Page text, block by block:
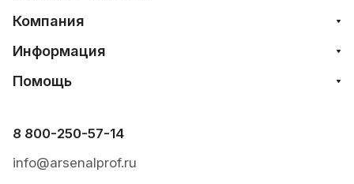
Компания
Информация
Помощь
8 800-250-57-14
info@arsenalprof.ru